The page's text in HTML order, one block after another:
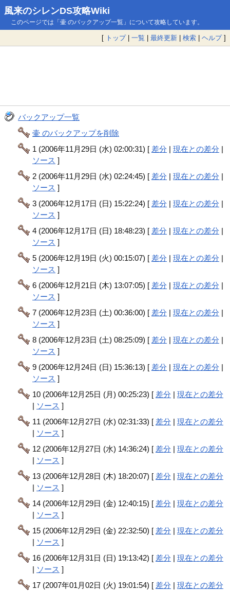
風来のシレンDS攻略Wiki
このページでは「壷 のバックアップ一覧」について攻略しています。
[ トップ| 一覧 | 最終更新 | 検索 | ヘルプ]
バックアップ一覧
壷 のバックアップを削除
1 (2006年11月29日 (水) 02:00:31) [ 差分 |現在との差分 |
ソース ]
2 (2006年11月29日 (水) 02:24:45) [ 差分 |現在との差分 |
ソース ]
3 (2006年12月17日 (日) 15:22:24) [ 差分 |現在との差分 |
ソース ]
4 (2006年12月17日 (日) 18:48:23) [ 差分 |現在との差分 |
ソース ]
5 (2006年12月19日 (火) 00:15:07) [ 差分 |現在との差分 |
ソース ]
6 (2006年12月21日 (木) 13:07:05) [ 差分 |現在との差分 |
ソース ]
7 (2006年12月23日 (土) 00:36:00) [ 差分 |現在との差分 |
ソース ]
8 (2006年12月23日 (土) 08:25:09) [ 差分 |現在との差分 |
ソース ]
9 (2006年12月24日 (日) 15:36:13) [ 差分 |現在との差分 |
ソース ]
10 (2006年12月25日 (月) 00:25:23) [ 差分 |現在との差分
| ソース ]
11 (2006年12月27日 (水) 02:31:33) [ 差分 |現在との差分
| ソース ]
12 (2006年12月27日 (水) 14:36:24) [ 差分 |現在との差分
| ソース ]
13 (2006年12月28日 (木) 18:20:07) [ 差分 |現在との差分
| ソース ]
14 (2006年12月29日 (金) 12:40:15) [ 差分 |現在との差分
| ソース ]
15 (2006年12月29日 (金) 22:32:50) [ 差分 |現在との差分
| ソース ]
16 (2006年12月31日 (日) 19:13:42) [ 差分 |現在との差分
| ソース ]
17 (2007年01月02日 (火) 19:01:54) [ 差分 |現在との差分